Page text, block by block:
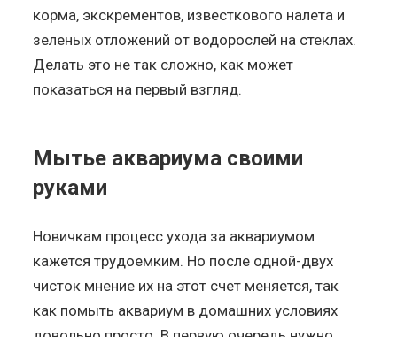
корма, экскрементов, известкового налета и
зеленых отложений от водорослей на стеклах.
Делать это не так сложно, как может
показаться на первый взгляд.
Мытье аквариума своими
руками
Новичкам процесс ухода за аквариумом
кажется трудоемким. Но после одной-двух
чисток мнение их на этот счет меняется, так
как помыть аквариум в домашних условиях